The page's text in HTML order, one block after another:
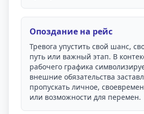
Опоздание на рейс
Тревога упустить свой шанс,
путь или важный этап. В
рабочего графика
внешние обязательства
пропускать личное,
или возможности для перемен.